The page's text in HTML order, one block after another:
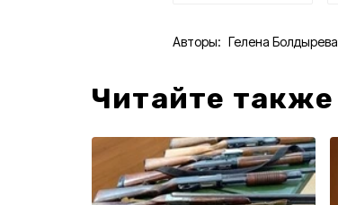
Авторы: Гелена Болдырева
Читайте также